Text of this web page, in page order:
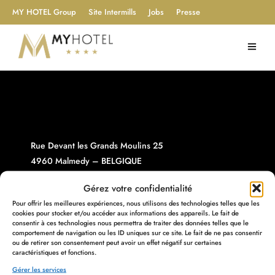
Gérez votre confidentialité
Pour offrir les meilleures expériences, nous utilisons des technologies telles que les
cookies pour stocker et/ou accéder aux informations des appareils. Le fait de
consentir à ces technologies nous permettra de traiter des données telles que le
comportement de navigation ou les ID uniques sur ce site. Le fait de ne pas consentir
ou de retirer son consentement peut avoir un effet négatif sur certaines
caractéristiques et fonctions.
Gérer les services
MY HOTEL Group Site Intermills Jobs Presse
Rue Devant les Grands Moulins 25
4960 Malmedy – BELGIQUE
info@myhotel.be
+32 80 78 00 00
TVA :BE 0715.595.229